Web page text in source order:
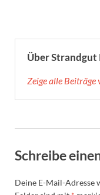
Über
Zeige alle
Schreibe
Deine E-Mail-